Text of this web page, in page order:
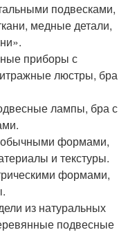
подвесками,
медные детали,
приборы с
люстры, бра
лампы, бра с
формами,
и текстуры.
формами,
из натуральных
подвесные